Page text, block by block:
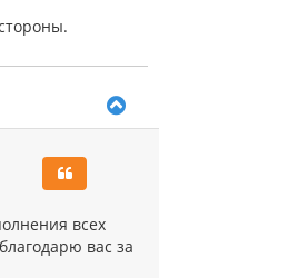
я
всех
вас за